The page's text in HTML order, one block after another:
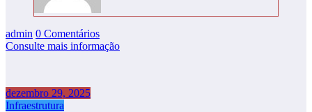
admin 0 Comentários
Consulte mais informação
dezembro 29, 2025
Infraestrutura